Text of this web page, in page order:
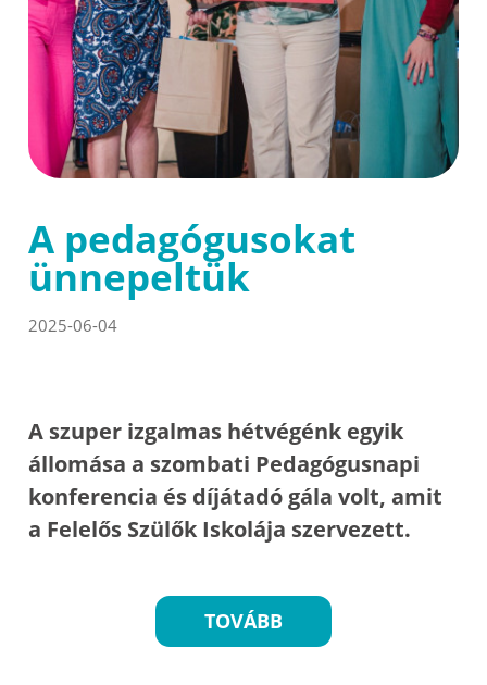
A pedagógusokat
ünnepeltük
2025-06-04
A szuper izgalmas hétvégénk egyik
állomása a szombati Pedagógusnapi
konferencia és díjátadó gála volt, amit
a Felelős Szülők Iskolája szervezett.
TOVÁBB